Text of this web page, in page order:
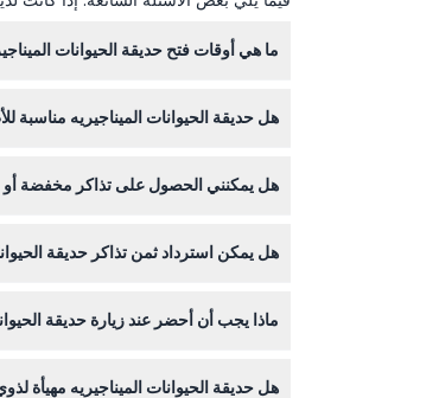
ما هي أوقات فتح حديقة الحيوانات
الحجز).
هل حديقة الحيوانات الميناجيريه مناسبة
هل يمكنني الحصول على تذاكر مخفضة أو
والباحثين عن عمل الفرنسيين.
هل يمكن استرداد ثمن تذاكر حديقة
ماذا يجب أن أحضر عند زيارة حديقة
هل حديقة الحيوانات الميناجيريه مهيأة